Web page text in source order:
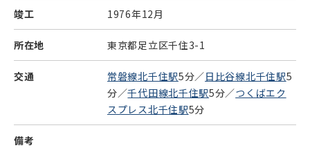
竣工 1976年12月
所在地 東京都足立区千住3-1
交通 常磐線北千住駅5分／日比谷線北千住駅5
分／千代田線北千住駅5分／つくばエク
スプレス北千住駅5分
備考